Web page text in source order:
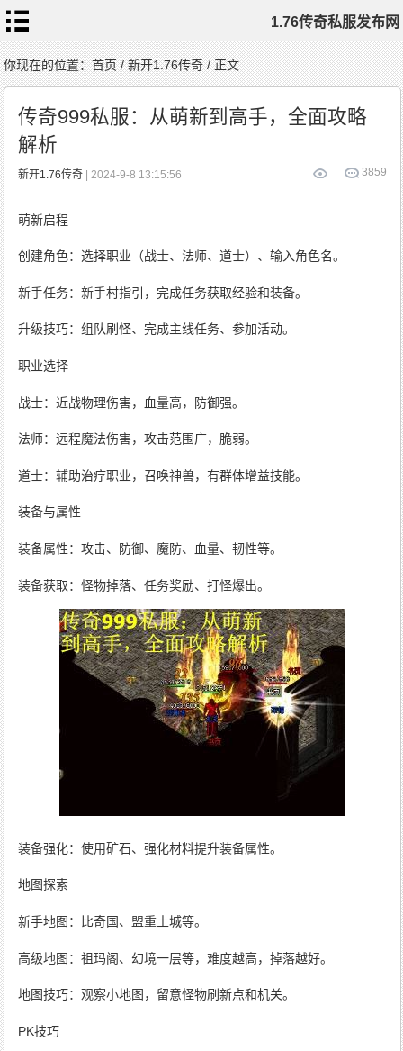
1.76传奇私服发布网
首
页
1.76
传
奇
私
服
1.76
复
传
奇
1.76
传
奇
新
1.76
传
奇
标
签
云
你现在的位置：首页/新开1.76传奇/ 正文
传奇999私服：从萌新到高手，全面攻略
解析
859
3
新开1.76传奇 | 2024-9-8 13:15:56
萌新启程
创建角色：选择职业（战士、法师、道士）、输入角色名。
新手任务：新手村指引，完成任务获取经验和装备。
升级技巧：组队刷怪、完成主线任务、参加活动。
职业选择
战士：近战物理伤害，血量高，防御强。
法师：远程魔法伤害，攻击范围广，脆弱。
道士：辅助治疗职业，召唤神兽，有群体增益技能。
装备与属性
装备属性：攻击、防御、魔防、血量、韧性等。
装备获取：怪物掉落、任务奖励、打怪爆出。
装备强化：使用矿石、强化材料提升装备属性。
地图探索
新手地图：比奇国、盟重土城等。
高级地图：祖玛阁、幻境一层等，难度越高，掉落越好。
地图技巧：观察小地图，留意怪物刷新点和机关。
PK技巧